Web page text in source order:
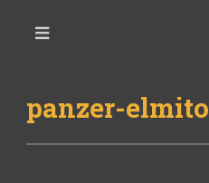
panzer-elmito